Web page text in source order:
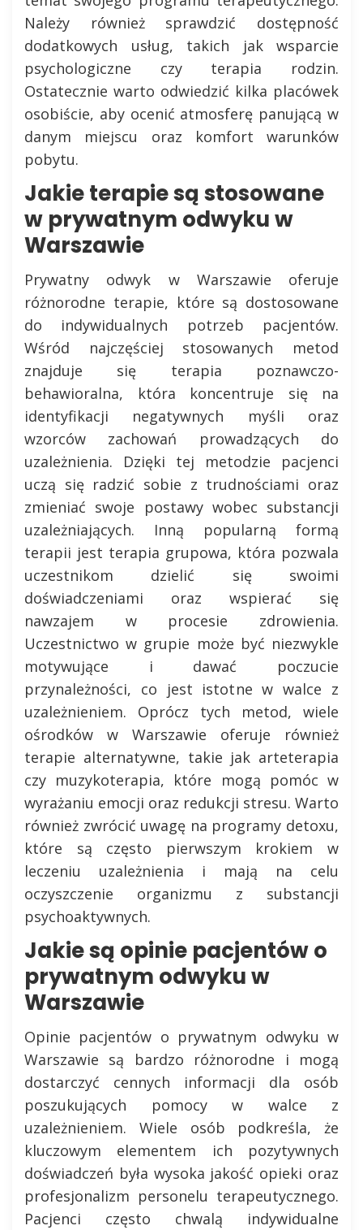
Należy również sprawdzić dostępność
dodatkowych usług, takich jak wsparcie
psychologiczne czy terapia rodzin.
Ostatecznie warto odwiedzić kilka placówek
osobiście, aby ocenić atmosferę panującą w
danym miejscu oraz komfort warunków
pobytu.
Jakie terapie są stosowane
w prywatnym odwyku w
Warszawie
Prywatny odwyk w Warszawie oferuje
różnorodne terapie, które są dostosowane
do indywidualnych potrzeb pacjentów.
Wśród najczęściej stosowanych metod
znajduje się terapia poznawczo-
behawioralna, która koncentruje się na
identyfikacji negatywnych myśli oraz
wzorców zachowań prowadzących do
uzależnienia. Dzięki tej metodzie pacjenci
uczą się radzić sobie z trudnościami oraz
zmieniać swoje postawy wobec substancji
uzależniających. Inną popularną formą
terapii jest terapia grupowa, która pozwala
uczestnikom dzielić się swoimi
doświadczeniami oraz wspierać się
nawzajem w procesie zdrowienia.
Uczestnictwo w grupie może być niezwykle
motywujące i dawać poczucie
przynależności, co jest istotne w walce z
uzależnieniem. Oprócz tych metod, wiele
ośrodków w Warszawie oferuje również
terapie alternatywne, takie jak arteterapia
czy muzykoterapia, które mogą pomóc w
wyrażaniu emocji oraz redukcji stresu. Warto
również zwrócić uwagę na programy detoxu,
które są często pierwszym krokiem w
leczeniu uzależnienia i mają na celu
oczyszczenie organizmu z substancji
psychoaktywnych.
Jakie są opinie pacjentów o
prywatnym odwyku w
Warszawie
Opinie pacjentów o prywatnym odwyku w
Warszawie są bardzo różnorodne i mogą
dostarczyć cennych informacji dla osób
poszukujących pomocy w walce z
uzależnieniem. Wiele osób podkreśla, że
kluczowym elementem ich pozytywnych
doświadczeń była wysoka jakość opieki oraz
profesjonalizm personelu terapeutycznego.
Pacjenci często chwalą indywidualne